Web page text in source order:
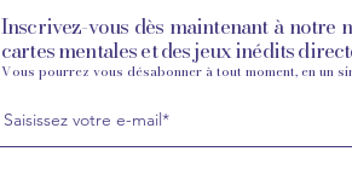
Inscrivez-vous dès maintenant à notre
cartes mentales et des jeux inédits
Vous pourrez vous désabonner à tout moment, en un